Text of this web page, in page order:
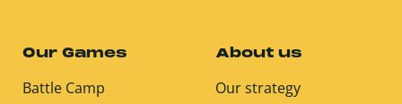
Our Games
Battle Camp
About us
Our strategy